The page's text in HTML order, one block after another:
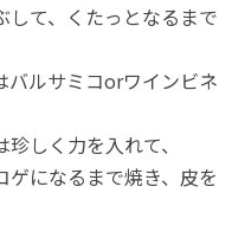
して、くたっとなるまで
バルサミコorワインビネ
しく力を入れて、
になるまで焼き、皮を